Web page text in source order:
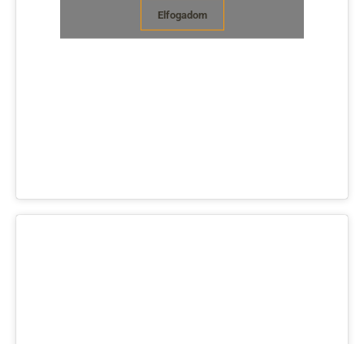
Elfogadom